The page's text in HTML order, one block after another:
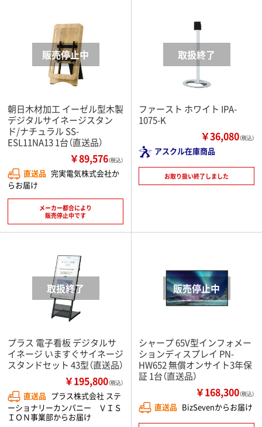
朝日木材加工 イーゼル型木製
デジタルサイネージスタン
ド/ナチュラル SS-
ESL11NA13 1台（直送品）
￥89,576（税込）
直送品 完実電気株式会社か
らお届け
メーカー都合により
販売停止中です
ファースト ホワイト IPA-
1075-K
￥36,080（税込）
アスクル在庫商品
お取り扱い終了しました
プラス 電子看板 デジタルサ
イネージ いますぐサイネージ
スタンドセット 43型（直送品）
￥195,800（税込）
直送品 プラス株式会社 ステ
ーショナリーカンパニー ＶＩＳ
ＩＯＮ事業部からお届け
シャープ 65V型インフォメー
ションディスプレイ PN-
HW652 無償オンサイト3年保
証 1台（直送品）
￥168,300（税込）
直送品 BizSevenからお届け